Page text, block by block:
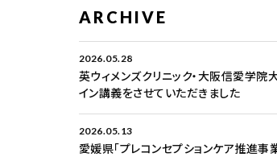
ARCHIVE
2026.05.28
英ウィメンズクリニック・大阪信愛学院
イン講義をさせていただきました
2026.05.13
愛媛県「プレコンセプションケア推進事